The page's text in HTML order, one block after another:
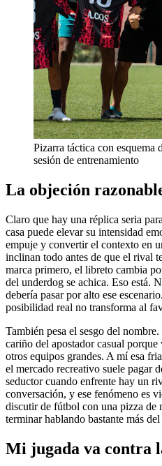
Pizarra táctica con esquema
sesión de entrenamiento
La objeción
Claro que hay una réplica seria
casa puede elevar su intensidad
empuje y convertir el contexto en
inclinan todo antes de que el rival
marca primero, el libreto cambia
del underdog se achica. Eso está.
debería pasar por alto ese
posibilidad real no transforma al
También pesa el sesgo del
cariño del apostador casual
otros equipos grandes. A mí esa
el mercado recreativo suele pagar
seductor cuando enfrente hay un
conversación, y ese fenómeno es
discutir de fútbol con una pizza de
terminar hablando bastante más
Mi jugada va contra